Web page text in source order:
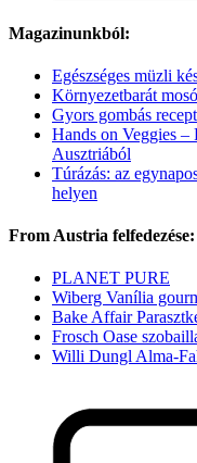
Magazinunkból:
Egészséges müzli
Környezetbarát
Gyors gombás
Hands on Veggies
Ausztriából
Túrázás: az
helyen
From Austria felfedezése:
PLANET PURE
Wiberg Vanília
Bake Affair
Frosch Oase
Willi Dungl Alma-